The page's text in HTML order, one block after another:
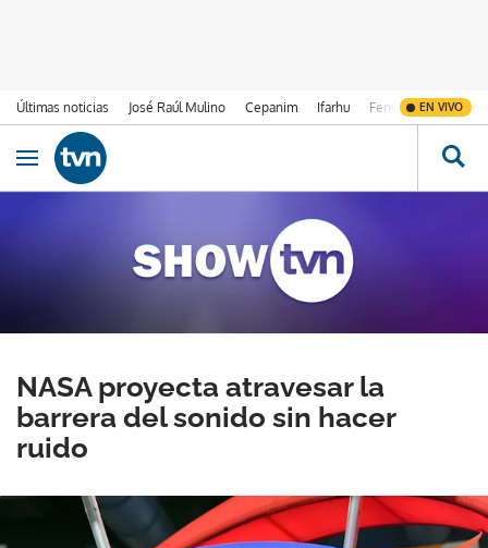
Últimas noticias José Raúl Mulino Cepanim Ifarhu Fenómeno de El
EN VIVO
Ir al contenido
Obrir navegació
NASA proyecta atravesar la
barrera del sonido sin hacer
ruido